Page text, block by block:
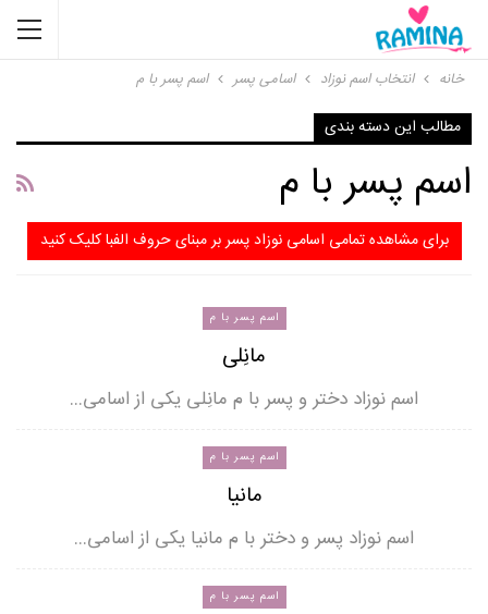
خانه انتخاب اسم نوزاد اسامی پسر اسم پسر با م
مطالب این دسته بندی
اسم پسر با م
برای مشاهده تمامی اسامی نوزاد پسر بر مبنای حروف الفبا کلیک کنید
اسم پسر با م
مانِلی
اسم نوزاد دختر و پسر با م مانِلی یکی از اسامی…
اسم پسر با م
مانیا
اسم نوزاد پسر و دختر با م مانیا یکی از اسامی…
اسم پسر با م